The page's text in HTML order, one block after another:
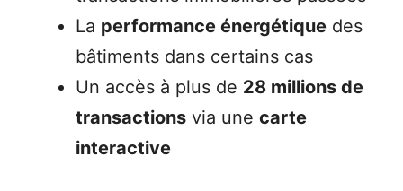
La performance énergétique des
bâtiments dans certains cas
Un accès à plus de 28 millions de
transactions via une carte
interactive